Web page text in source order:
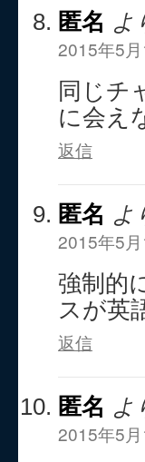
匿名 よ
2015年5
同じチ
に会え
返信
匿名 よ
2015年5
強制的
スが英
返信
匿名 よ
2015年5